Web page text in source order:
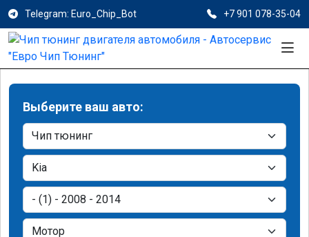
Telegram: Euro_Chip_Bot +7 901 078-35-04
Выберите ваш авто: